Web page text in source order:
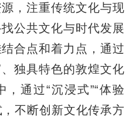
，注重传统文化与现
公共文化与时代发展
合点和着力点，通过
独具特色的敦煌文化
通过“沉浸式”“体验
，不断创新文化传承方